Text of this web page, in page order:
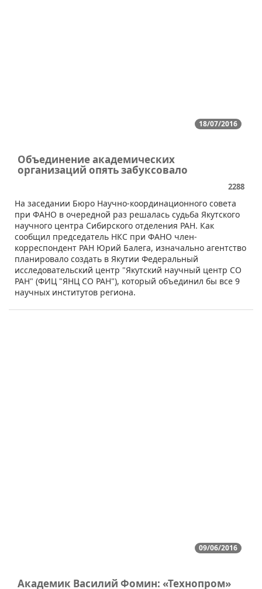
18/07/2016
Объединение академических
организаций опять забуксовало
2288
На заседании Бюро Научно-координационного совета
при ФАНО в очередной раз решалась судьба Якутского
научного центра Сибирского отделения РАН. Как
сообщил председатель НКС при ФАНО член-
корреспондент РАН Юрий Балега, изначально агентство
планировало создать в Якутии Федеральный
исследовательский центр "Якутский научный центр СО
РАН" (ФИЦ "ЯНЦ СО РАН"), который объединил бы все 9
научных институтов региона.
09/06/2016
Академик Василий Фомин: «Технопром»